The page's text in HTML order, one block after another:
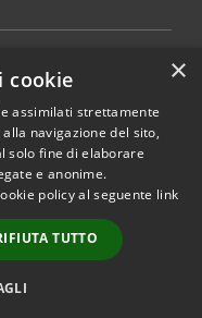
Emanuele • Powered by
Municipium•Accesso
redazione
×
cookie
assimilati strettamente
navigazione del sito,
solo fine di elaborare
e anonime.
policy al seguente link
TUTTO